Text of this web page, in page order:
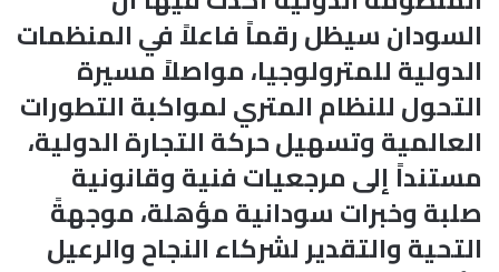
السودان سيظل رقماً فاعلاً في المنظمات
الدولية للمترولوجيا، مواصلاً مسيرة
التحول للنظام المتري لمواكبة التطورات
العالمية وتسهيل حركة التجارة الدولية،
مستنداً إلى مرجعيات فنية وقانونية
صلبة وخبرات سودانية مؤهلة، موجهةً
التحية والتقدير لشركاء النجاح والرعيل